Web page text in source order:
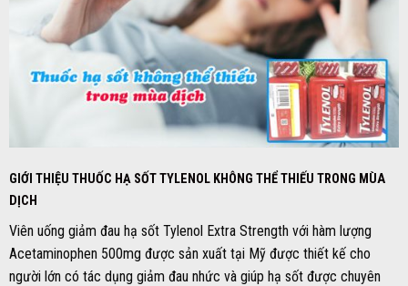
GIỚI THIỆU THUỐC HẠ SỐT TYLENOL KHÔNG THỂ THIẾU TRONG MÙA
DỊCH
Viên uống giảm đau hạ sốt Tylenol Extra Strength với hàm lượng
Acetaminophen 500mg được sản xuất tại Mỹ được thiết kế cho
người lớn có tác dụng giảm đau nhức và giúp hạ sốt được chuyên